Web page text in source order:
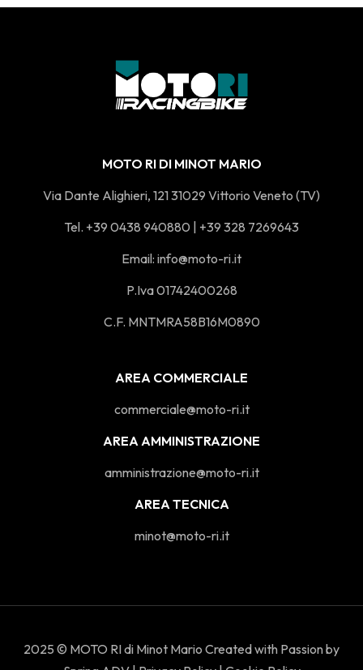
MOTO RI DI MINOT MARIO
Via Dante Alighieri, 121 31029 Vittorio Veneto (TV)
Tel. +39 0438 940880 | +39 328 7269643
Email: info@moto-ri.it
P.Iva 01742400268
C.F. MNTMRA58B16M0890
AREA COMMERCIALE
commerciale@moto-ri.it
AREA AMMINISTRAZIONE
amministrazione@moto-ri.it
AREA TECNICA
minot@moto-ri.it
2025 © MOTO RI di Minot Mario Created with Passion by